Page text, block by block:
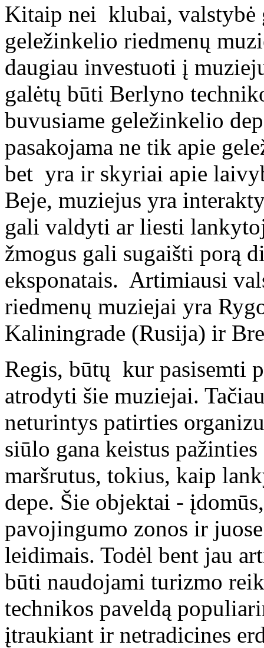
Kitaip nei klubai, valstybė
geležinkelio riedmenų
daugiau investuoti į
galėtų būti Berlyno
buvusiame geležinkelio
pasakojama ne tik apie
bet yra ir skyriai apie
Beje, muziejus yra
gali valdyti ar liesti
žmogus gali sugaišti porą
eksponatais. Artimiausi
riedmenų muziejai yra
Kaliningrade (Rusija) ir
Regis, būtų kur pasisemti
atrodyti šie muziejai.
neturintys patirties
siūlo gana keistus
maršrutus, tokius, kaip
depe. Šie objektai -
pavojingumo zonos ir
leidimais. Todėl bent jau
būti naudojami turizmo
technikos paveldą
įtraukiant ir netradicines